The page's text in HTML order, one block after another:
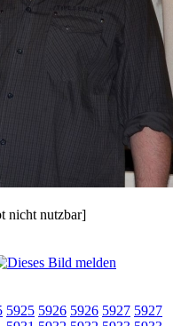
nicht nutzbar]
5925 5926 5926 5927 5927